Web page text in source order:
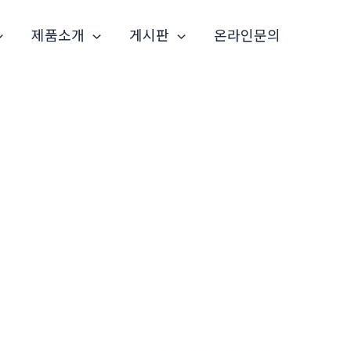
제품소개 게시판 온라인문의